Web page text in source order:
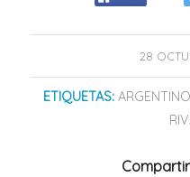
28
ETIQUETAS: